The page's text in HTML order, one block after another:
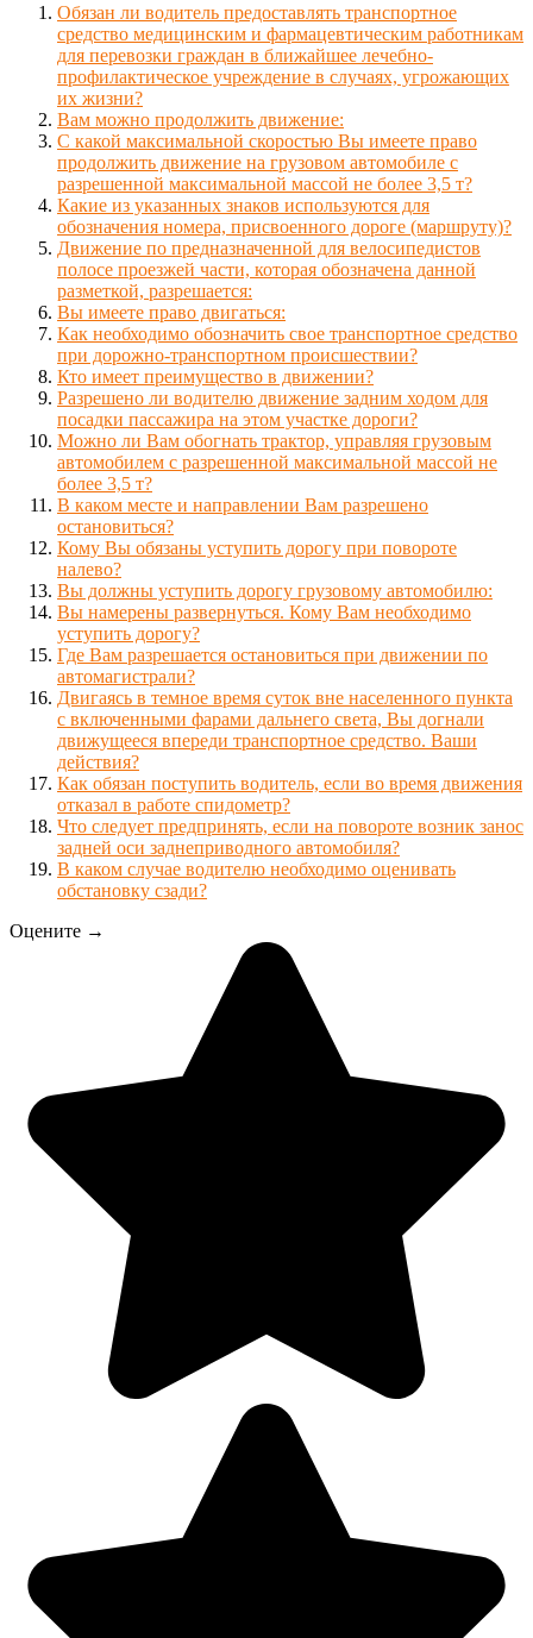
Обязан ли водитель предоставлять транспортное
средство медицинским и фармацевтическим работникам
для перевозки граждан в ближайшее лечебно-
профилактическое учреждение в случаях, угрожающих
их жизни?
Вам можно продолжить движение:
С какой максимальной скоростью Вы имеете право
продолжить движение на грузовом автомобиле с
разрешенной максимальной массой не более 3,5 т?
Какие из указанных знаков используются для
обозначения номера, присвоенного дороге (маршруту)?
Движение по предназначенной для велосипедистов
полосе проезжей части, которая обозначена данной
разметкой, разрешается:
Вы имеете право двигаться:
Как необходимо обозначить свое транспортное средство
при дорожно-транспортном происшествии?
Кто имеет преимущество в движении?
Разрешено ли водителю движение задним ходом для
посадки пассажира на этом участке дороги?
Можно ли Вам обогнать трактор, управляя грузовым
автомобилем с разрешенной максимальной массой не
более 3,5 т?
В каком месте и направлении Вам разрешено
остановиться?
Кому Вы обязаны уступить дорогу при повороте
налево?
Вы должны уступить дорогу грузовому автомобилю:
Вы намерены развернуться. Кому Вам необходимо
уступить дорогу?
Где Вам разрешается остановиться при движении по
автомагистрали?
Двигаясь в темное время суток вне населенного пункта
с включенными фарами дальнего света, Вы догнали
движущееся впереди транспортное средство. Ваши
действия?
Как обязан поступить водитель, если во время движения
отказал в работе спидометр?
Что следует предпринять, если на повороте возник занос
задней оси заднеприводного автомобиля?
В каком случае водителю необходимо оценивать
обстановку сзади?
Оцените →